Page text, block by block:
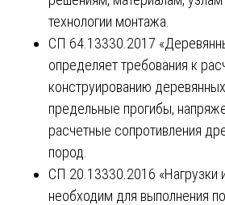
технологии монтажа.
СП 64.13330.2017
определяет требования к
конструированию
предельные прогибы,
расчетные сопротивления
пород.
СП 20.13330.2016 «Нагрузки
необходим для выполнения